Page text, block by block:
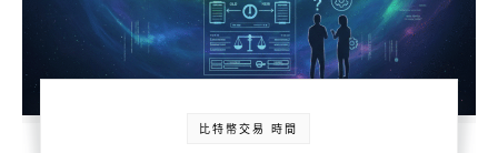
比特幣交易 時間